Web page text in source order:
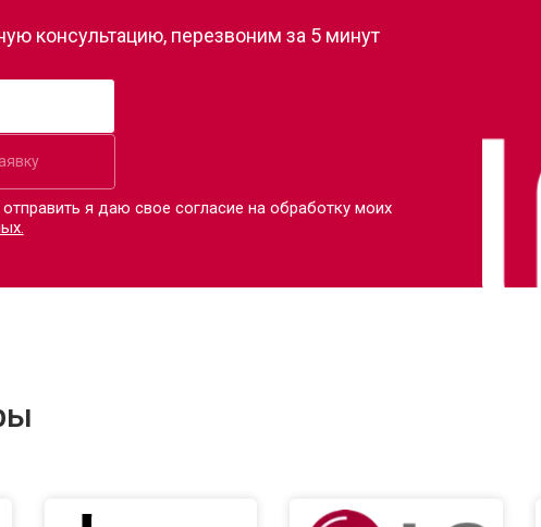
консультацию, перезвоним за 5 минут
я даю свое согласие на обработку моих